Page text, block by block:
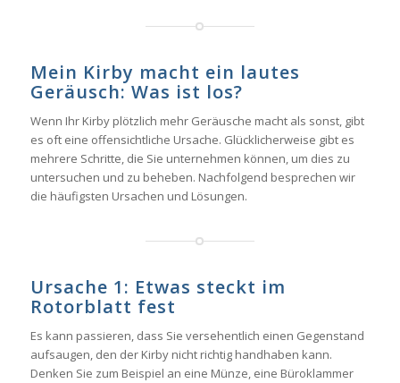
Mein Kirby macht ein lautes
Geräusch: Was ist los?
Wenn Ihr Kirby plötzlich mehr Geräusche macht als sonst, gibt
es oft eine offensichtliche Ursache. Glücklicherweise gibt es
mehrere Schritte, die Sie unternehmen können, um dies zu
untersuchen und zu beheben. Nachfolgend besprechen wir
die häufigsten Ursachen und Lösungen.
Ursache 1: Etwas steckt im
Rotorblatt fest
Es kann passieren, dass Sie versehentlich einen Gegenstand
aufsaugen, den der Kirby nicht richtig handhaben kann.
Denken Sie zum Beispiel an eine Münze, eine Büroklammer